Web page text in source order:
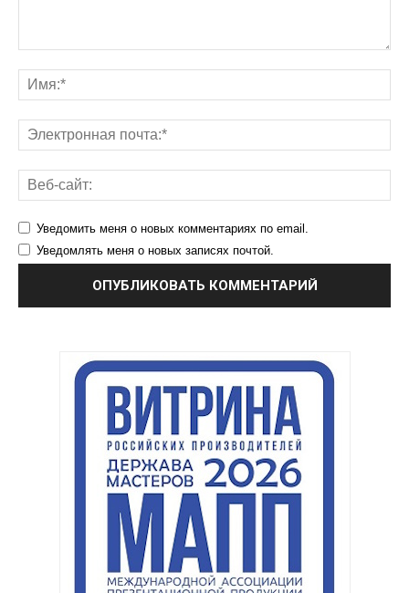
Уведомить меня о новых комментариях по email.
Уведомлять меня о новых записях почтой.